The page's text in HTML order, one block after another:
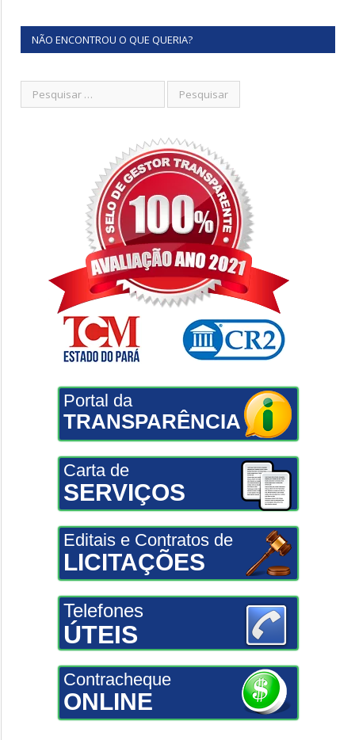
NÃO ENCONTROU O QUE QUERIA?
Portal da
TRANSPARÊNCIA
Carta de
SERVIÇOS
Editais e Contratos de
LICITAÇÕES
Telefones
ÚTEIS
Contracheque
ONLINE